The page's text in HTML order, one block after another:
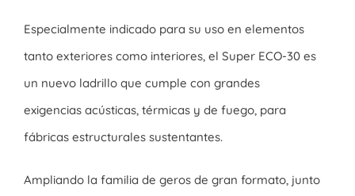
Especialmente indicado para su uso en elementos
tanto exteriores como interiores, el Super ECO-30 es
un nuevo ladrillo que cumple con grandes
exigencias acústicas, térmicas y de fuego, para
fábricas estructurales sustentantes.
Ampliando la familia de geros de gran formato, junto